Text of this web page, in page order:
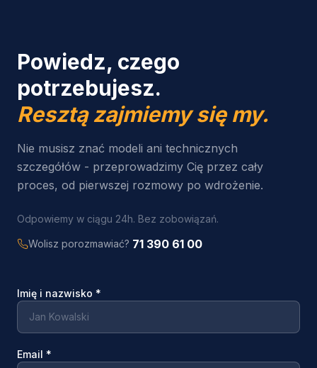
Powiedz, czego
potrzebujesz.
Resztą zajmiemy się my.
Nie musisz znać modeli ani technicznych
szczegółów - przeprowadzimy Cię przez cały
proces, od pierwszej rozmowy po wdrożenie.
Odpowiemy w ciągu 24h. Bez zobowiązań.
Wolisz porozmawiać? 71 390 61 00
Imię i nazwisko *
Email *